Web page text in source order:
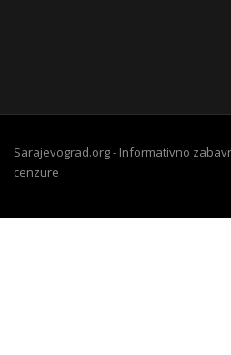
Sarajevograd.org - Informativno
cenzure